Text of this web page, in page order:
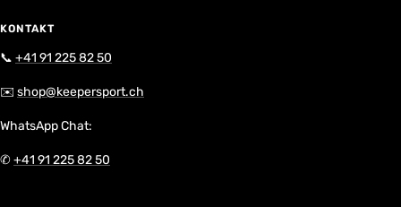
KONTAKT
📞 +41 91 225 82 50
✉️ shop@keepersport.ch
WhatsApp Chat:
✆+41 91 225 82 50